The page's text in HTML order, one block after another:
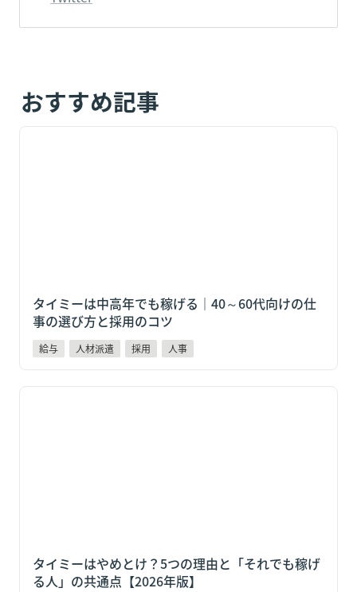
おすすめ記事
タイミーは中高年でも稼げる｜40～60代向けの仕事の
タイミーは中高年でも稼げる｜40～60代向けの仕
事の選び方と採用のコツ
給与 人材派遣 採用 人事
タイミーはやめとけ？5つの理由と「それでも稼げる
タイミーはやめとけ？5つの理由と「それでも稼げ
る人」の共通点【2026年版】